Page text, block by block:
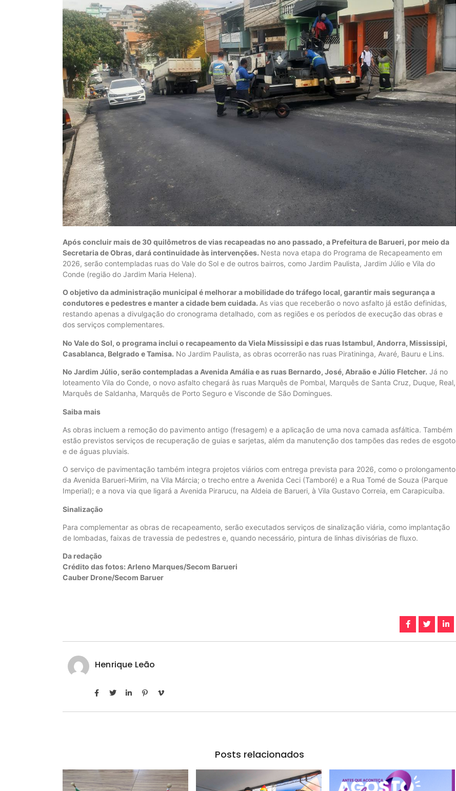
Após concluir mais de 30 quilômetros de vias recapeadas no ano passado, a Prefeitura de Barueri, por meio da
Secretaria de Obras, dará continuidade às intervenções. Nesta nova etapa do Programa de Recapeamento em
2026, serão contempladas ruas do Vale do Sol e de outros bairros, como Jardim Paulista, Jardim Júlio e Vila do
Conde (região do Jardim Maria Helena).
O objetivo da administração municipal é melhorar a mobilidade do tráfego local, garantir mais segurança a
condutores e pedestres e manter a cidade bem cuidada. As vias que receberão o novo asfalto já estão definidas,
restando apenas a divulgação do cronograma detalhado, com as regiões e os períodos de execução das obras e
dos serviços complementares.
No Vale do Sol, o programa inclui o recapeamento da Viela Mississipi e das ruas Istambul, Andorra, Mississipi,
Casablanca, Belgrado e Tamisa. No Jardim Paulista, as obras ocorrerão nas ruas Piratininga, Avaré, Bauru e Lins.
No Jardim Júlio, serão contempladas a Avenida Amália e as ruas Bernardo, José, Abraão e Júlio Fletcher. Já no
loteamento Vila do Conde, o novo asfalto chegará às ruas Marquês de Pombal, Marquês de Santa Cruz, Duque, Real,
Marquês de Saldanha, Marquês de Porto Seguro e Visconde de São Domingues.
Saiba mais
As obras incluem a remoção do pavimento antigo (fresagem) e a aplicação de uma nova camada asfáltica. Também
estão previstos serviços de recuperação de guias e sarjetas, além da manutenção dos tampões das redes de esgoto
e de águas pluviais.
O serviço de pavimentação também integra projetos viários com entrega prevista para 2026, como o prolongamento
da Avenida Barueri-Mirim, na Vila Márcia; o trecho entre a Avenida Ceci (Tamboré) e a Rua Tomé de Souza (Parque
Imperial); e a nova via que ligará a Avenida Pirarucu, na Aldeia de Barueri, à Vila Gustavo Correia, em Carapicuíba.
Sinalização
Para complementar as obras de recapeamento, serão executados serviços de sinalização viária, como implantação
de lombadas, faixas de travessia de pedestres e, quando necessário, pintura de linhas divisórias de fluxo.
Da redação
Crédito das fotos: Arleno Marques/Secom Barueri
Cauber Drone/Secom Baruer
Henrique Leão
Posts relacionados